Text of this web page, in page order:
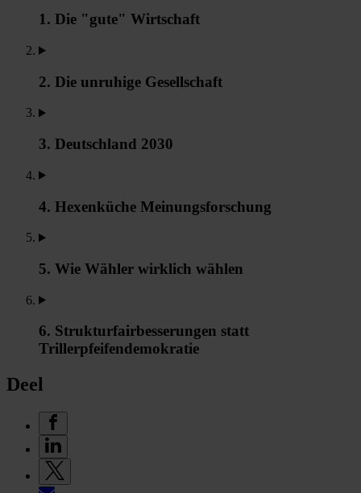
1. Die "gute" Wirtschaft
2. Die unruhige Gesellschaft
3. Deutschland 2030
4. Hexenküche Meinungsforschung
5. Wie Wähler wirklich wählen
6. Strukturfairbesserungen statt
Trillerpfeifendemokratie
Deel